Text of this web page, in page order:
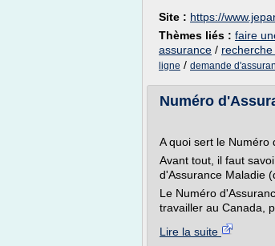
Site : https://
Thèmes liés : faire
assurance /
ligne / demande
Numéro
A quoi sert le Numéro
Avant tout, il faut
d'Assurance Maladie
Le Numéro
travailler au Canada,
Lire la suite